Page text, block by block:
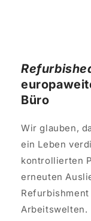
Büro
Wir glauben,
ein Leben
kontrollierten
erneuten
Arbeitswelten.